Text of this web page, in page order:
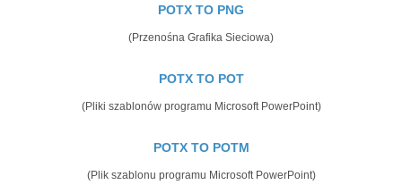
POTX TO PNG
(Przenośna Grafika Sieciowa)
POTX TO POT
(Pliki szablonów programu Microsoft PowerPoint)
POTX TO POTM
(Plik szablonu programu Microsoft PowerPoint)